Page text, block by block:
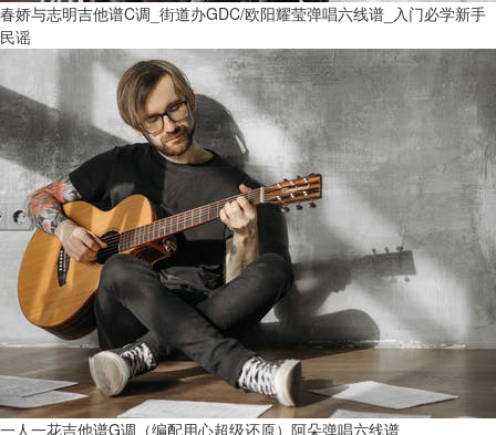
春娇与志明吉他谱C调_街道办GDC/欧阳耀莹弹唱六线谱_入门必学新手
民谣
一人一花吉他谱G调（编配用心超级还原）阿朵弹唱六线谱